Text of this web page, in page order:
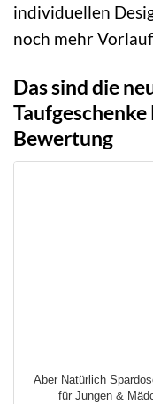
individuellen
noch mehr
Das sind die
Bewertung
Aber Natürlich
für Jungen &